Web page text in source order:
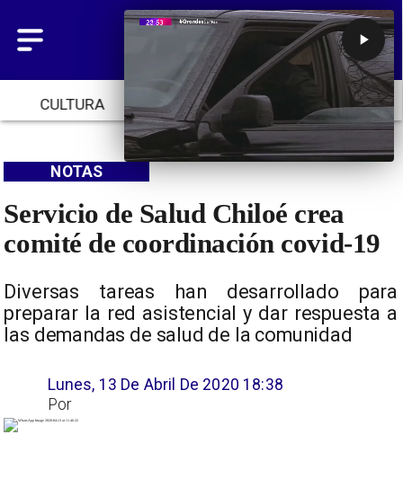
CULTURA TENDENCIAS INICIO
Servicio de Salud Chiloé crea
comité de coordinación covid-19
Diversas tareas han desarrollado para
preparar la red asistencial y dar respuesta a
las demandas de salud de la comunidad
NOTAS
Lunes, 13 De Abril De 2020 18:38
Por